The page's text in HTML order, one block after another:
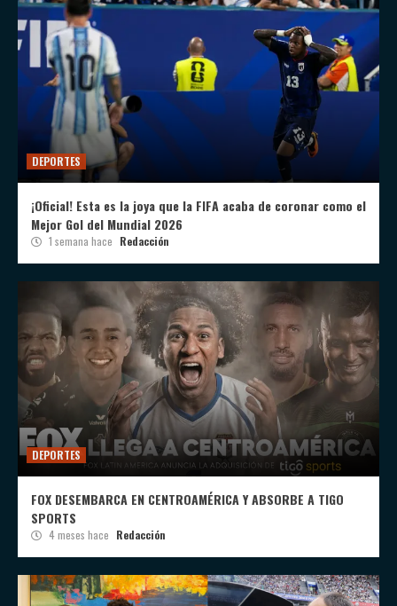
DEPORTES
¡Oficial! Esta es la joya que la FIFA acaba de coronar como el
Mejor Gol del Mundial 2026
1 semana hace Redacción
DEPORTES
FOX DESEMBARCA EN CENTROAMÉRICA Y ABSORBE A TIGO
SPORTS
4 meses hace Redacción